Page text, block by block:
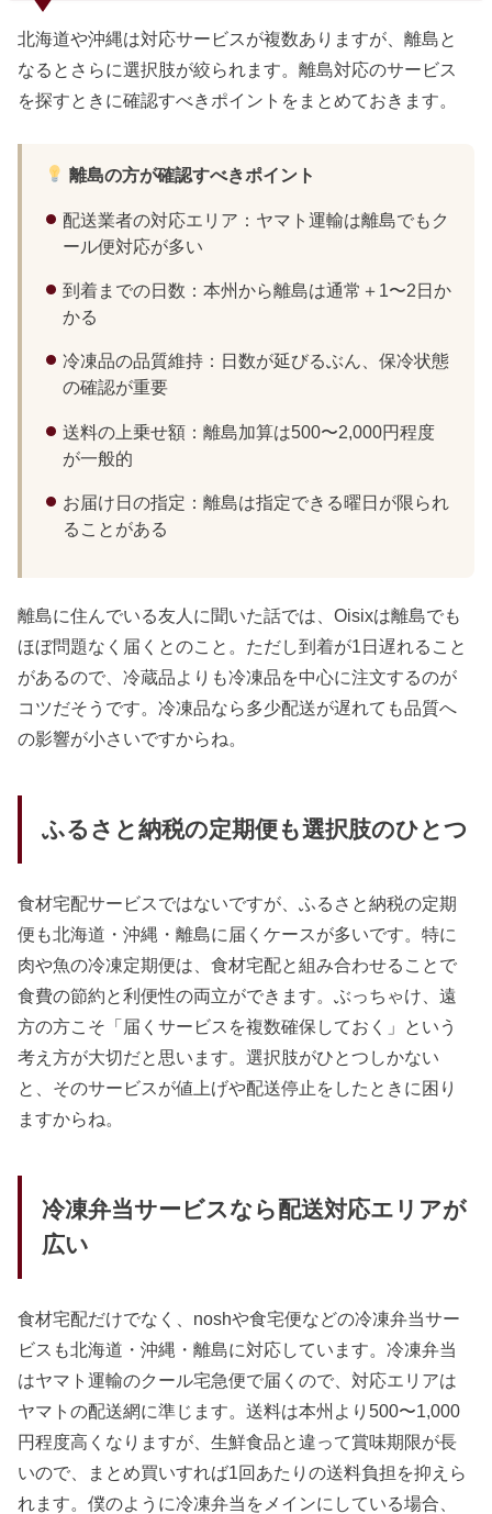
北海道や沖縄は対応サービスが複数ありますが、離島と
なるとさらに選択肢が絞られます。離島対応のサービス
を探すときに確認すべきポイントをまとめておきます。
離島の方が確認すべきポイント
配送業者の対応エリア：ヤマト運輸は離島でもク
ール便対応が多い
到着までの日数：本州から離島は通常＋1〜2日か
かる
冷凍品の品質維持：日数が延びるぶん、保冷状態
の確認が重要
送料の上乗せ額：離島加算は500〜2,000円程度
が一般的
お届け日の指定：離島は指定できる曜日が限られ
ることがある
離島に住んでいる友人に聞いた話では、Oisixは離島でも
ほぼ問題なく届くとのこと。ただし到着が1日遅れること
があるので、冷蔵品よりも冷凍品を中心に注文するのが
コツだそうです。冷凍品なら多少配送が遅れても品質へ
の影響が小さいですからね。
ふるさと納税の定期便も選択肢のひとつ
食材宅配サービスではないですが、ふるさと納税の定期
便も北海道・沖縄・離島に届くケースが多いです。特に
肉や魚の冷凍定期便は、食材宅配と組み合わせることで
食費の節約と利便性の両立ができます。ぶっちゃけ、遠
方の方こそ「届くサービスを複数確保しておく」という
考え方が大切だと思います。選択肢がひとつしかない
と、そのサービスが値上げや配送停止をしたときに困り
ますからね。
冷凍弁当サービスなら配送対応エリアが
広い
食材宅配だけでなく、noshや食宅便などの冷凍弁当サー
ビスも北海道・沖縄・離島に対応しています。冷凍弁当
はヤマト運輸のクール宅急便で届くので、対応エリアは
ヤマトの配送網に準じます。送料は本州より500〜1,000
円程度高くなりますが、生鮮食品と違って賞味期限が長
いので、まとめ買いすれば1回あたりの送料負担を抑えら
れます。僕のように冷凍弁当をメインにしている場合、